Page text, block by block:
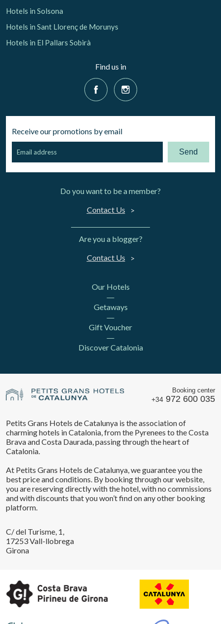
Hotels in Solsona
Hotels in Sant Llorenç de Morunys
Hotels in El Pallars Sobirà
Find us in
Receive our promotions by email
Send
Do you want to be a member?
Contact Us
Are you a blogger?
Contact Us
Our Hotels
Getaways
Gift Voucher
Discover Catalonia
Booking center
+34 972 600 035
Petits Grans Hotels de Catalunya is the association of
charming hotels in Catalonia, from the Pyrenees to the Costa
Brava and Costa Daurada, passing through the heart of
Catalonia.
At Petits Grans Hotels de Catalunya, we guarantee you the
best price and conditions. By booking through our website,
you are reserving directly with the hotel, with no commissions
and with discounts that you won’t find on any other booking
platform.
C/ del Turisme, 1,
17253 Vall-llobrega
Girona
Save configuration Accept all